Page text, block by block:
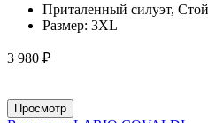
Приталенный силуэт,
Размер: 3XL
3 980 ₽
Просмотр